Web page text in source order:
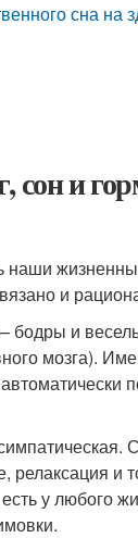
сна на
сон и
наши
и
бодры и
мозга).
релаксация
у любого